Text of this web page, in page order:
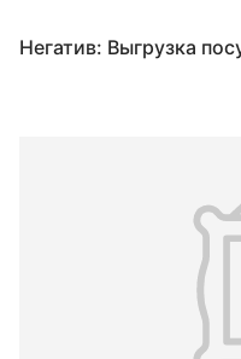
Негатив: Выгрузка